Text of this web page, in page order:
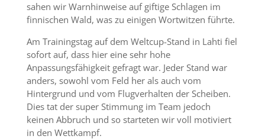
sahen wir Warnhinweise auf giftige Schlagen im
finnischen Wald, was zu einigen Wortwitzen führte.
Am Trainingstag auf dem Weltcup-Stand in Lahti fiel
sofort auf, dass hier eine sehr hohe
Anpassungsfähigkeit gefragt war. Jeder Stand war
anders, sowohl vom Feld her als auch vom
Hintergrund und vom Flugverhalten der Scheiben.
Dies tat der super Stimmung im Team jedoch
keinen Abbruch und so starteten wir voll motiviert
in den Wettkampf.